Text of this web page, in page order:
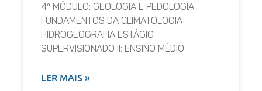
4º MÓDULO: GEOLOGIA E PEDOLOGIA
FUNDAMENTOS DA CLIMATOLOGIA
HIDROGEOGRAFIA ESTÁGIO
SUPERVISIONADO II: ENSINO MÉDIO
LER MAIS »